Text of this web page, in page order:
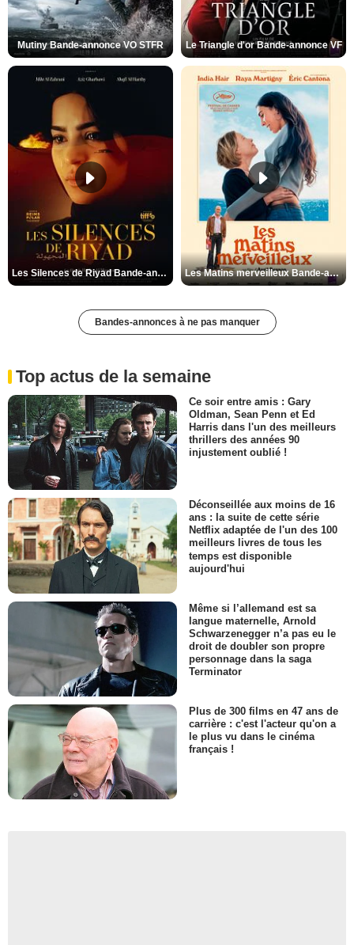
Mutiny Bande-annonce VO STFR Le Triangle d'or Bande-annonce VF
Les Silences de Riyad Bande-annonce VO STFR Les Matins merveilleux Bande-annonce VF
Bandes-annonces à ne pas manquer
Top actus de la semaine
Ce soir entre amis : Gary
Oldman, Sean Penn et Ed
Harris dans l'un des meilleurs
thrillers des années 90
injustement oublié !
Déconseillée aux moins de 16
ans : la suite de cette série
Netflix adaptée de l'un des 100
meilleurs livres de tous les
temps est disponible
aujourd'hui
Même si l’allemand est sa
langue maternelle, Arnold
Schwarzenegger n’a pas eu le
droit de doubler son propre
personnage dans la saga
Terminator
Plus de 300 films en 47 ans de
carrière : c'est l'acteur qu'on a
le plus vu dans le cinéma
français !